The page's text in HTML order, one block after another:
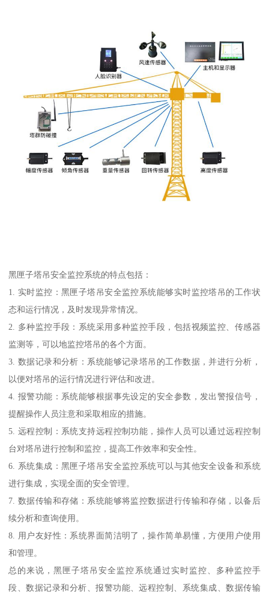
黑匣子塔吊安全监控系统的特点包括：
1. 实时监控：黑匣子塔吊安全监控系统能够实时监控塔吊的工作状
态和运行情况，及时发现异常情况。
2. 多种监控手段：系统采用多种监控手段，包括视频监控、传感器
监测等，可以地监控塔吊的各个方面。
3. 数据记录和分析：系统能够记录塔吊的工作数据，并进行分析，
以便对塔吊的运行情况进行评估和改进。
4. 报警功能：系统能够根据事先设定的安全参数，发出警报信号，
提醒操作人员注意和采取相应的措施。
5. 远程控制：系统支持远程控制功能，操作人员可以通过远程控制
台对塔吊进行控制和监控，提高工作效率和安全性。
6. 系统集成：黑匣子塔吊安全监控系统可以与其他安全设备和系统
进行集成，实现全面的安全管理。
7. 数据传输和存储：系统能够将监控数据进行传输和存储，以备后
续分析和查询使用。
8. 用户友好性：系统界面简洁明了，操作简单易懂，方便用户使用
和管理。
总的来说，黑匣子塔吊安全监控系统通过实时监控、多种监控手
段、数据记录和分析、报警功能、远程控制、系统集成、数据传输